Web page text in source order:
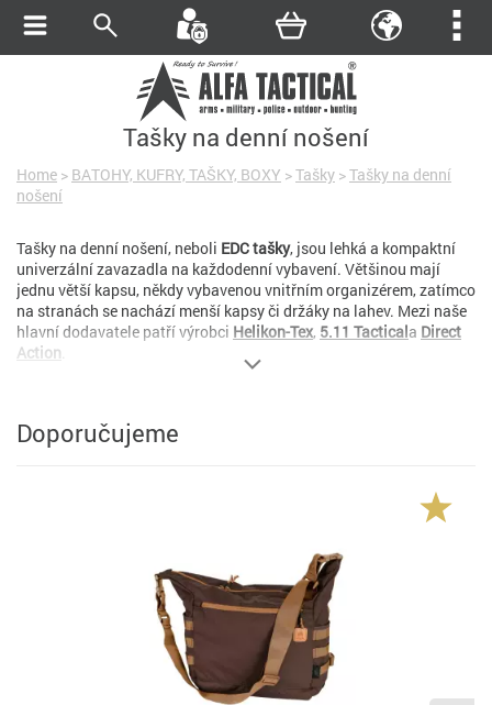
Tašky na denní nošení
Home > BATOHY, KUFRY, TAŠKY, BOXY >Tašky >Tašky na denní
nošení
Tašky na denní nošení, neboli EDC tašky, jsou lehká a kompaktní
univerzální zavazadla na každodenní vybavení. Většinou mají
jednu větší kapsu, někdy vybavenou vnitřním organizérem, zatímco
na stranách se nachází menší kapsy či držáky na lahev. Mezi naše
hlavní dodavatele patří výrobci Helikon-Tex, 5.11 Tacticala Direct
Action
Doporučujeme